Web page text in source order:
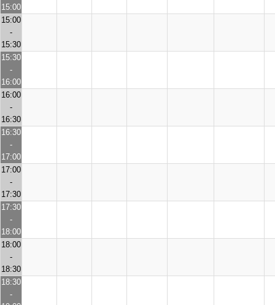
15:00
15:00
-
15:30
15:30
-
16:00
16:00
-
16:30
16:30
-
17:00
17:00
-
17:30
17:30
-
18:00
18:00
-
18:30
18:30
-